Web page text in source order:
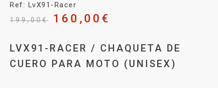
Ref: LvX91-Racer
199,00€ 160,00 €
LVX91-RACER / CHAQUETA DE
CUERO PARA MOTO (UNISEX)